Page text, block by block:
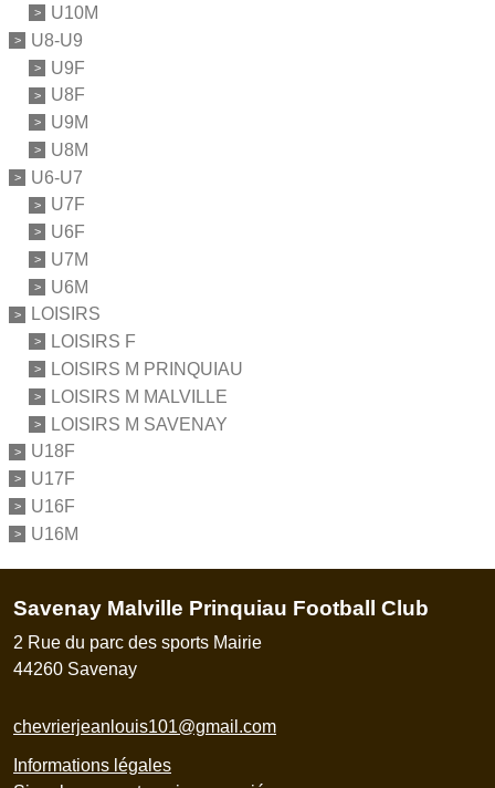
U10M
U8-U9
U9F
U8F
U9M
U8M
U6-U7
U7F
U6F
U7M
U6M
LOISIRS
LOISIRS F
LOISIRS M PRINQUIAU
LOISIRS M MALVILLE
LOISIRS M SAVENAY
U18F
U17F
U16F
U16M
Savenay Malville Prinquiau Football Club
2 Rue du parc des sports Mairie
44260 Savenay
chevrierjeanlouis101@gmail.com
Informations légales